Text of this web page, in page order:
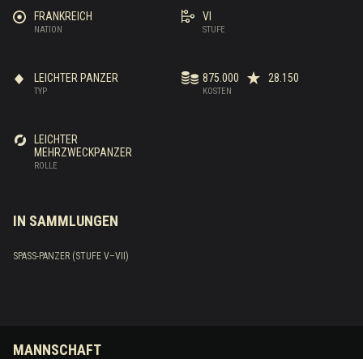
NATION
FRANKREICH
STUFE
VI
TYP
LEICHTER PANZER
KOSTEN
875.000 28.150
ROLLE
LEICHTER
MEHRZWECKPANZER
IN SAMMLUNGEN
SPASS-PANZER (STUFE V–VII)
MANNSCHAFT